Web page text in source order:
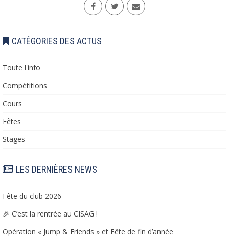
CATÉGORIES DES ACTUS
Toute l'info
Compétitions
Cours
Fêtes
Stages
LES DERNIÈRES NEWS
Fête du club 2026
🎉 C’est la rentrée au CISAG !
Opération « Jump & Friends » et Fête de fin d’année​​